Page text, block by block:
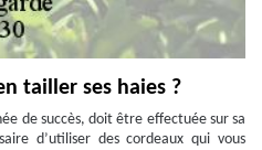
tailler ses haies ?
de succès, doit être effectuée sur sa
d’utiliser des cordeaux qui vous